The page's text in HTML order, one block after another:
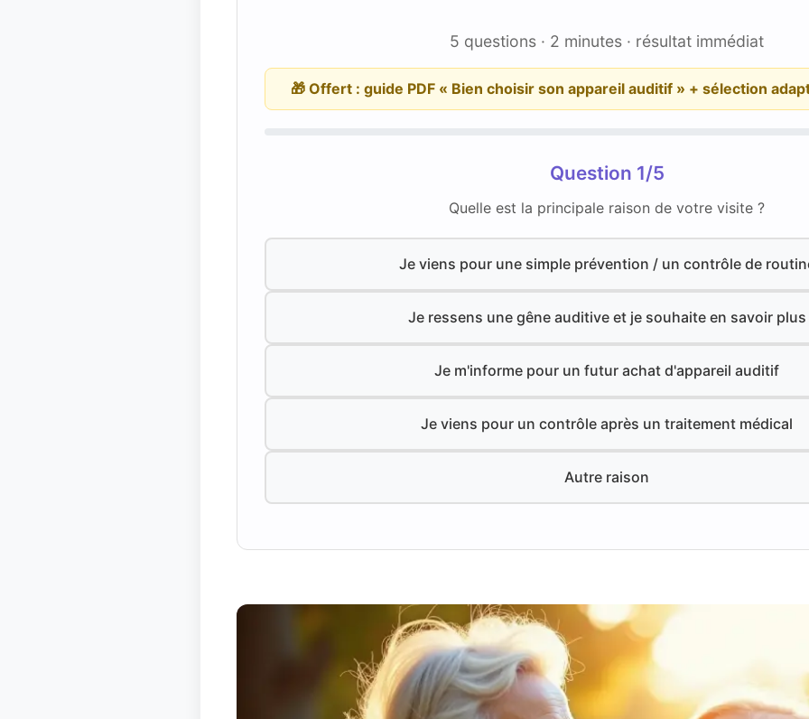
5 questions · 2 minutes · résultat immédiat
🎁 Offert : guide PDF « Bien choisir son appareil auditif » + sélection
Question 1/5
Quelle est la principale raison de votre visite ?
Je viens pour une simple prévention / un contrôle de
Je ressens une gêne auditive et je souhaite en savoir plus
Je m'informe pour un futur achat d'appareil auditif
Je viens pour un contrôle après un traitement médical
Autre raison